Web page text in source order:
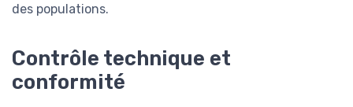
des populations.
Contrôle technique et
conformité